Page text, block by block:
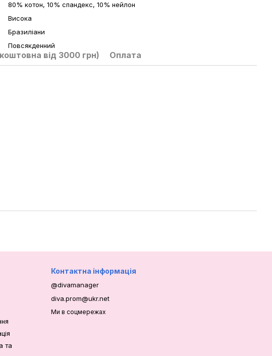
80% котон, 10% спандекс, 10% нейлон
Висока
Бразиліани
Повсякденний
від 3000 грн) Оплата
та
Контактна інформація
@divamanager
diva.prom@ukr.net
Ми в соцмережах